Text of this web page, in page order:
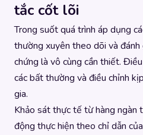
tắc cốt lõi
Trong suốt quá trình áp dụng
thường xuyên theo dõi và
chứng là vô cùng cần thiết.
các bất thường và điều chỉnh
gia.
Khảo sát thực tế từ hàng ngàn
động thực hiện theo chỉ dẫn